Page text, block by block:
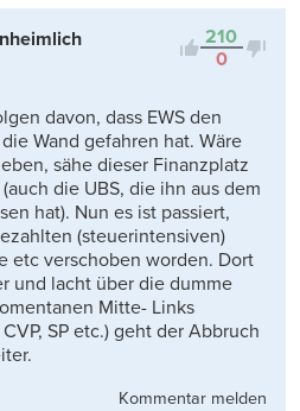
210
0
davon, dass EWS den
Wand gefahren hat. Wäre
sähe dieser Finanzplatz
die UBS, die ihn aus dem
hat). Nun es ist passiert,
(steuerintensiven)
etc verschoben worden. Dort
und lacht über die dumme
Mitte- Links
SP etc.) geht der Abbruch
Kommentar melden